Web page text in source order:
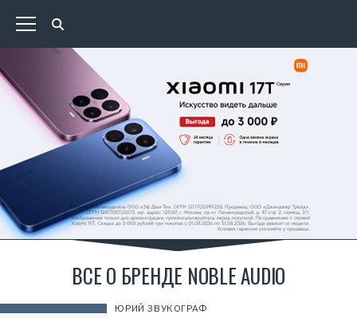
ВСЕ О БРЕНДЕ NOBLE AUDIO
ЮРИЙ ЗВУКОГРАФ